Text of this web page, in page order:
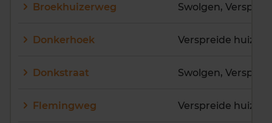
Broekhuizerweg
Donkerhoek Verspreide huizen
Donkstraat
Flemingweg Verspreide huizen